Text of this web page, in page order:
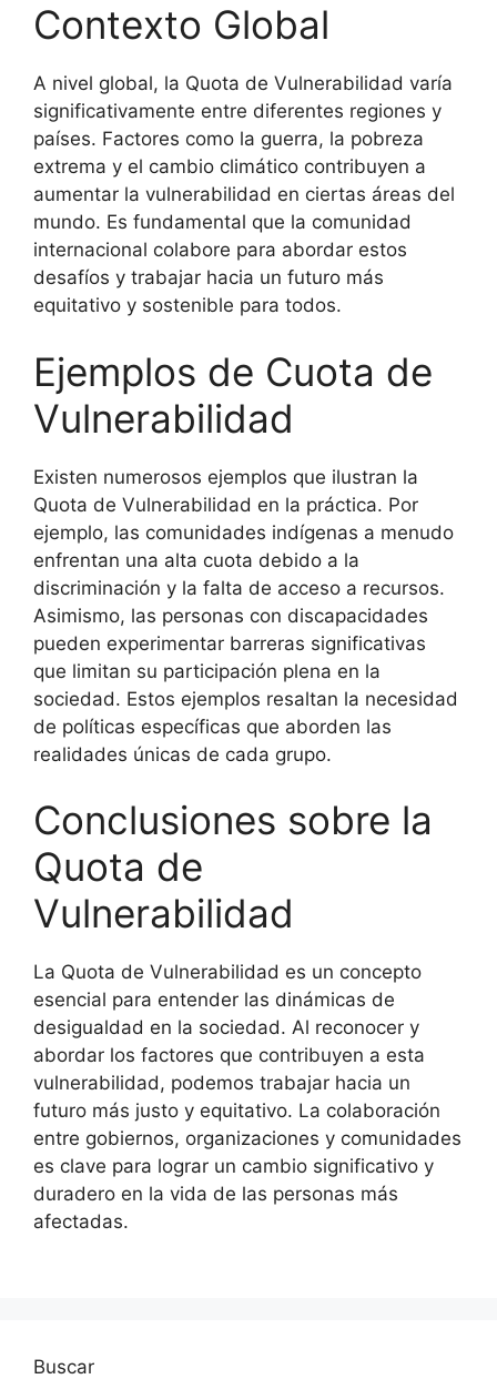
Contexto Global
A nivel global, la Quota de Vulnerabilidad varía
significativamente entre diferentes regiones y
países. Factores como la guerra, la pobreza
extrema y el cambio climático contribuyen a
aumentar la vulnerabilidad en ciertas áreas del
mundo. Es fundamental que la comunidad
internacional colabore para abordar estos
desafíos y trabajar hacia un futuro más
equitativo y sostenible para todos.
Ejemplos de Cuota de
Vulnerabilidad
Existen numerosos ejemplos que ilustran la
Quota de Vulnerabilidad en la práctica. Por
ejemplo, las comunidades indígenas a menudo
enfrentan una alta cuota debido a la
discriminación y la falta de acceso a recursos.
Asimismo, las personas con discapacidades
pueden experimentar barreras significativas
que limitan su participación plena en la
sociedad. Estos ejemplos resaltan la necesidad
de políticas específicas que aborden las
realidades únicas de cada grupo.
Conclusiones sobre la
Quota de
Vulnerabilidad
La Quota de Vulnerabilidad es un concepto
esencial para entender las dinámicas de
desigualdad en la sociedad. Al reconocer y
abordar los factores que contribuyen a esta
vulnerabilidad, podemos trabajar hacia un
futuro más justo y equitativo. La colaboración
entre gobiernos, organizaciones y comunidades
es clave para lograr un cambio significativo y
duradero en la vida de las personas más
afectadas.
Buscar